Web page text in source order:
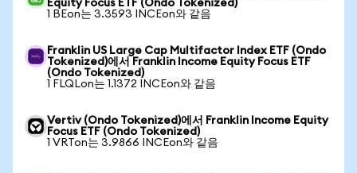
Equity Focus ETF (Ondo Tokenized)
1 BEon는 3.3593 INCEon와 같음
Franklin US Large Cap Multifactor Index ETF (Ondo
Tokenized)에서 Franklin Income Equity Focus ETF
(Ondo Tokenized)
1 FLQLon는 1.1372 INCEon와 같음
Vertiv (Ondo Tokenized)에서 Franklin Income Equity
Focus ETF (Ondo Tokenized)
1 VRTon는 3.9866 INCEon와 같음